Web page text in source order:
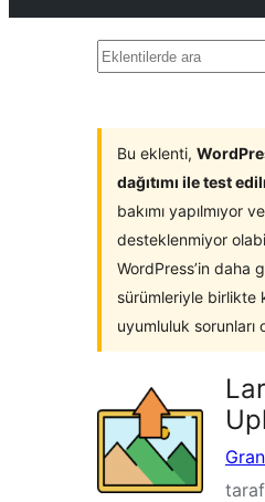
Eklentilerde
Bu eklenti,
dağıtımı ile test
bakımı yapılmıyor
desteklenmiyor
WordPress’in daha
sürümleriyle birlikte
uyumluluk sorunları